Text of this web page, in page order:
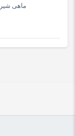
ماهی